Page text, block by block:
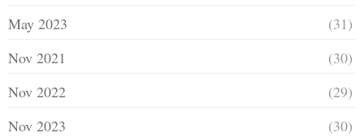
May 2023
(31)
Nov 2021
(30)
Nov 2022
(29)
Nov 2023
(30)